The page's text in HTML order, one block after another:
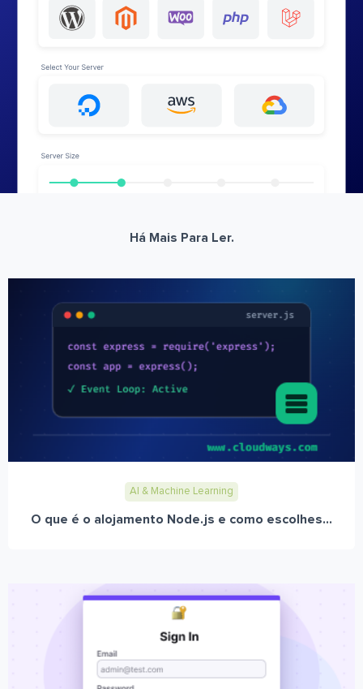
Há Mais Para Ler.
AI & Machine Learning
O que é o alojamento Node.js e como escolhes...